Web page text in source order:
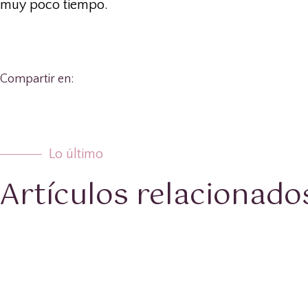
muy poco tiempo.
Compartir en:
Lo último
Artículos